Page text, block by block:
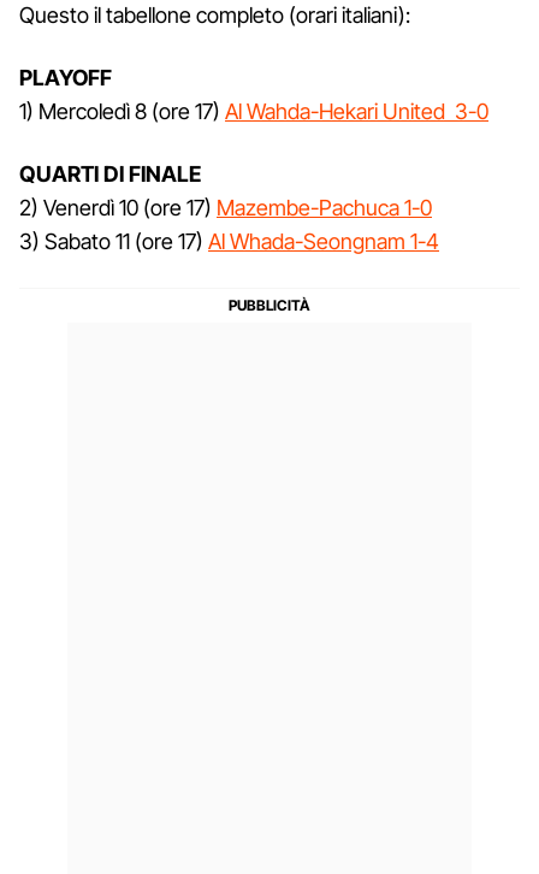
Questo il tabellone completo (orari italiani):
PLAYOFF
1) Mercoledì 8 (ore 17) Al Wahda-Hekari United 3-0
QUARTI DI FINALE
2) Venerdì 10 (ore 17) Mazembe-Pachuca 1-0
3) Sabato 11 (ore 17) Al Whada-Seongnam 1-4